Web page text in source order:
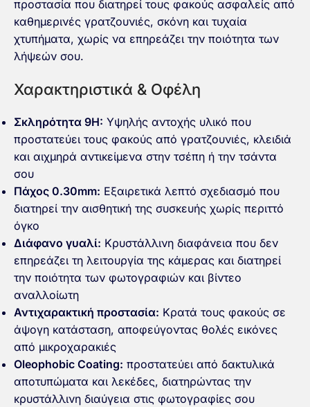
προστασία που διατηρεί τους φακούς ασφαλείς από
καθημερινές γρατζουνιές, σκόνη και τυχαία
χτυπήματα, χωρίς να επηρεάζει την ποιότητα των
λήψεών σου.
Χαρακτηριστικά & Οφέλη
Σκληρότητα 9H: Υψηλής αντοχής υλικό που
προστατεύει τους φακούς από γρατζουνιές, κλειδιά
και αιχμηρά αντικείμενα στην τσέπη ή την τσάντα
σου
Πάχος 0.30mm: Εξαιρετικά λεπτό σχεδιασμό που
διατηρεί την αισθητική της συσκευής χωρίς περιττό
όγκο
Διάφανο γυαλί: Κρυστάλλινη διαφάνεια που δεν
επηρεάζει τη λειτουργία της κάμερας και διατηρεί
την ποιότητα των φωτογραφιών και βίντεο
αναλλοίωτη
Αντιχαρακτική προστασία: Κρατά τους φακούς σε
άψογη κατάσταση, αποφεύγοντας θολές εικόνες
από μικροχαρακιές
Oleophobic Coating: προστατεύει από δακτυλικά
αποτυπώματα και λεκέδες, διατηρώντας την
κρυστάλλινη διαύγεια στις φωτογραφίες σου